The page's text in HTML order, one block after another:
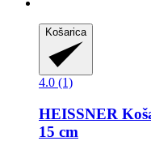
Košarica
4.0 (1)
HEISSNER
15 cm